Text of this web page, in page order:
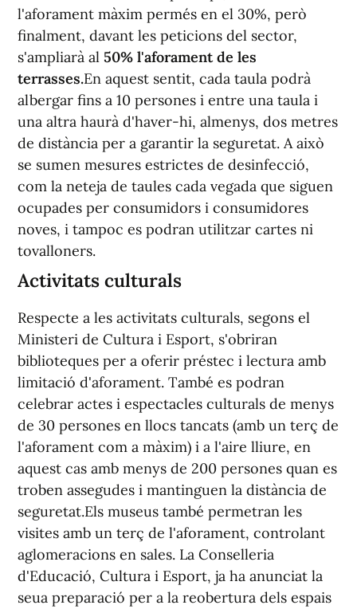
l'aforament màxim permés en el 30%, però
finalment, davant les peticions del sector,
s'ampliarà al 50% l'aforament de les
terrasses.En aquest sentit, cada taula podrà
albergar fins a 10 persones i entre una taula i
una altra haurà d'haver-hi, almenys, dos metres
de distància per a garantir la seguretat. A això
se sumen mesures estrictes de desinfecció,
com la neteja de taules cada vegada que siguen
ocupades per consumidors i consumidores
noves, i tampoc es podran utilitzar cartes ni
tovalloners.
Activitats culturals
Respecte a les activitats culturals, segons el
Ministeri de Cultura i Esport, s'obriran
biblioteques per a oferir préstec i lectura amb
limitació d'aforament. També es podran
celebrar actes i espectacles culturals de menys
de 30 persones en llocs tancats (amb un terç de
l'aforament com a màxim) i a l'aire lliure, en
aquest cas amb menys de 200 persones quan es
troben assegudes i mantinguen la distància de
seguretat.Els museus també permetran les
visites amb un terç de l'aforament, controlant
aglomeracions en sales. La Conselleria
d'Educació, Cultura i Esport, ja ha anunciat la
seua preparació per a la reobertura dels espais